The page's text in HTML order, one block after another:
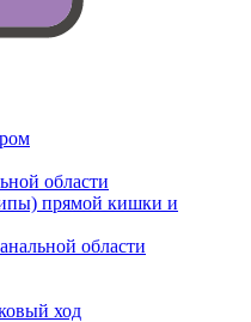
области
прямой кишки и
области
ход